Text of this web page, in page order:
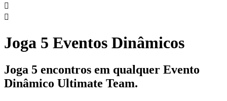


Joga 5 Eventos Dinâmicos
Joga 5 encontros em qualquer Evento
Dinâmico Ultimate Team.